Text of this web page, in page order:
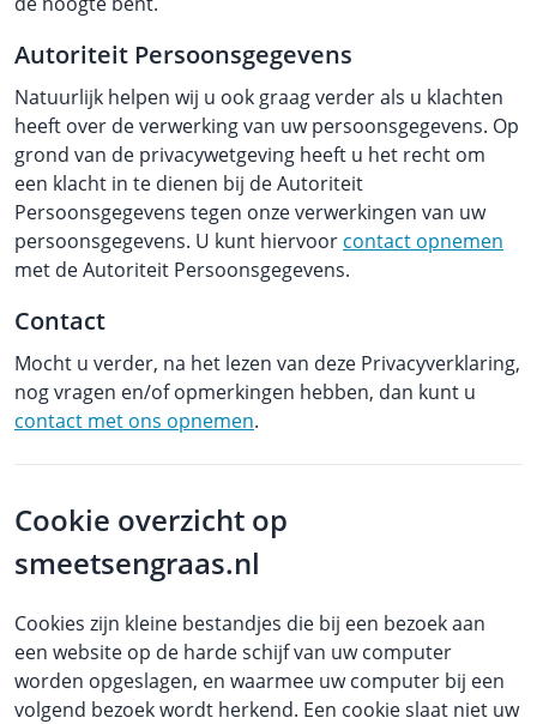
Autoriteit Persoonsgegevens
Natuurlijk helpen wij u ook graag verder als u klachten
heeft over de verwerking van uw persoonsgegevens. Op
grond van de privacywetgeving heeft u het recht om
een klacht in te dienen bij de Autoriteit
Persoonsgegevens tegen onze verwerkingen van uw
persoonsgegevens. U kunt hiervoor contact opnemen
met de Autoriteit Persoonsgegevens.
Contact
Mocht u verder, na het lezen van deze Privacyverklaring,
nog vragen en/of opmerkingen hebben, dan kunt u
contact met ons opnemen.
Cookie overzicht op
smeetsengraas.nl
Cookies zijn kleine bestandjes die bij een bezoek aan
een website op de harde schijf van uw computer
worden opgeslagen, en waarmee uw computer bij een
volgend bezoek wordt herkend. Een cookie slaat niet uw